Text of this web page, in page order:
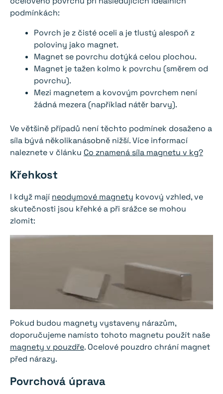
podmínkách:
Povrch je z čisté oceli a je tlustý alespoň z
poloviny jako magnet.
Magnet se povrchu dotýká celou plochou.
Magnet je tažen kolmo k povrchu (směrem od
povrchu).
Mezi magnetem a kovovým povrchem není
žádná mezera (například nátěr barvy).
Ve většině případů není těchto podmínek dosaženo a
síla bývá několikanásobně nižší. Více informací
naleznete v článku Co znamená síla magnetu v kg?
Křehkost
I když mají neodymové magnety kovový vzhled, ve
skutečnosti jsou křehké a při srážce se mohou
zlomit:
Pokud budou magnety vystaveny nárazům,
doporučujeme namísto tohoto magnetu použít naše
magnety v pouzdře. Ocelové pouzdro chrání magnet
před nárazy.
Povrchová úprava